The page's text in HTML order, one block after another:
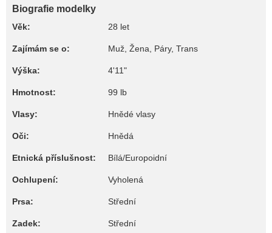
Biografie modelky
Věk: 28 let
Zajímám se o: Muž, Žena, Páry, Trans
Výška: 4'11"
Hmotnost: 99 lb
Vlasy: Hnědé vlasy
Oči: Hnědá
Etnická příslušnost: Bílá/Europoidní
Ochlupení: Vyholená
Prsa: Střední
Zadek: Střední